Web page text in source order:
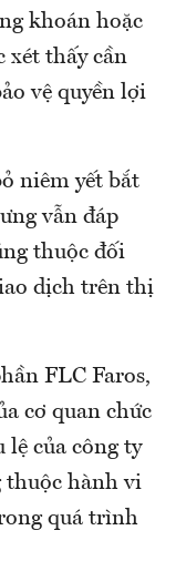
khoán hoặc
xét thấy cần
vệ quyền lợi
niêm yết bắt
vẫn đáp
thuộc đối
dịch trên thị
FLC Faros,
cơ quan chức
lệ của công ty
thuộc hành vi
quá trình